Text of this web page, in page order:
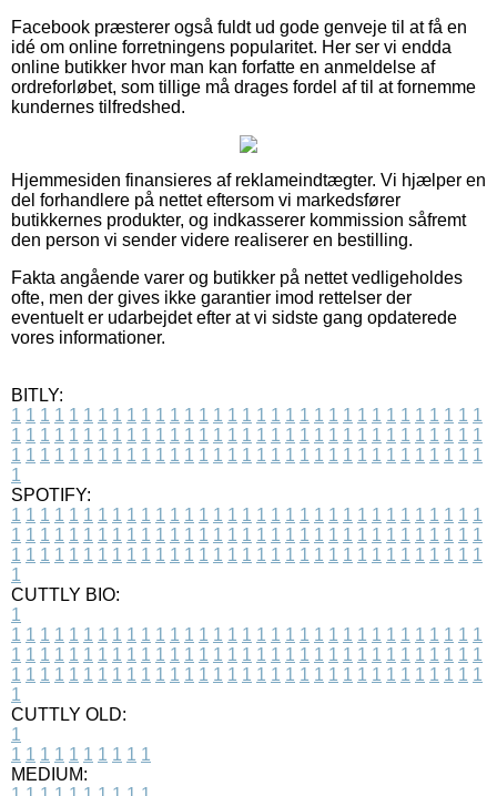
Facebook præsterer også fuldt ud gode genveje til at få en
idé om online forretningens popularitet. Her ser vi endda
online butikker hvor man kan forfatte en anmeldelse af
ordreforløbet, som tillige må drages fordel af til at fornemme
kundernes tilfredshed.
Hjemmesiden finansieres af reklameindtægter. Vi hjælper en
del forhandlere på nettet eftersom vi markedsfører
butikkernes produkter, og indkasserer kommission såfremt
den person vi sender videre realiserer en bestilling.
Fakta angående varer og butikker på nettet vedligeholdes
ofte, men der gives ikke garantier imod rettelser der
eventuelt er udarbejdet efter at vi sidste gang opdaterede
vores informationer.
BITLY:
1 1 1 1 1 1 1 1 1 1 1 1 1 1 1 1 1 1 1 1 1 1 1 1 1 1 1 1 1 1 1 1 1
1 1 1 1 1 1 1 1 1 1 1 1 1 1 1 1 1 1 1 1 1 1 1 1 1 1 1 1 1 1 1 1 1
1 1 1 1 1 1 1 1 1 1 1 1 1 1 1 1 1 1 1 1 1 1 1 1 1 1 1 1 1 1 1 1 1
1
SPOTIFY:
1 1 1 1 1 1 1 1 1 1 1 1 1 1 1 1 1 1 1 1 1 1 1 1 1 1 1 1 1 1 1 1 1
1 1 1 1 1 1 1 1 1 1 1 1 1 1 1 1 1 1 1 1 1 1 1 1 1 1 1 1 1 1 1 1 1
1 1 1 1 1 1 1 1 1 1 1 1 1 1 1 1 1 1 1 1 1 1 1 1 1 1 1 1 1 1 1 1 1
1
CUTTLY BIO:
1
1 1 1 1 1 1 1 1 1 1 1 1 1 1 1 1 1 1 1 1 1 1 1 1 1 1 1 1 1 1 1 1 1
1 1 1 1 1 1 1 1 1 1 1 1 1 1 1 1 1 1 1 1 1 1 1 1 1 1 1 1 1 1 1 1 1
1 1 1 1 1 1 1 1 1 1 1 1 1 1 1 1 1 1 1 1 1 1 1 1 1 1 1 1 1 1 1 1 1
1
CUTTLY OLD:
1
1 1 1 1 1 1 1 1 1 1
MEDIUM: